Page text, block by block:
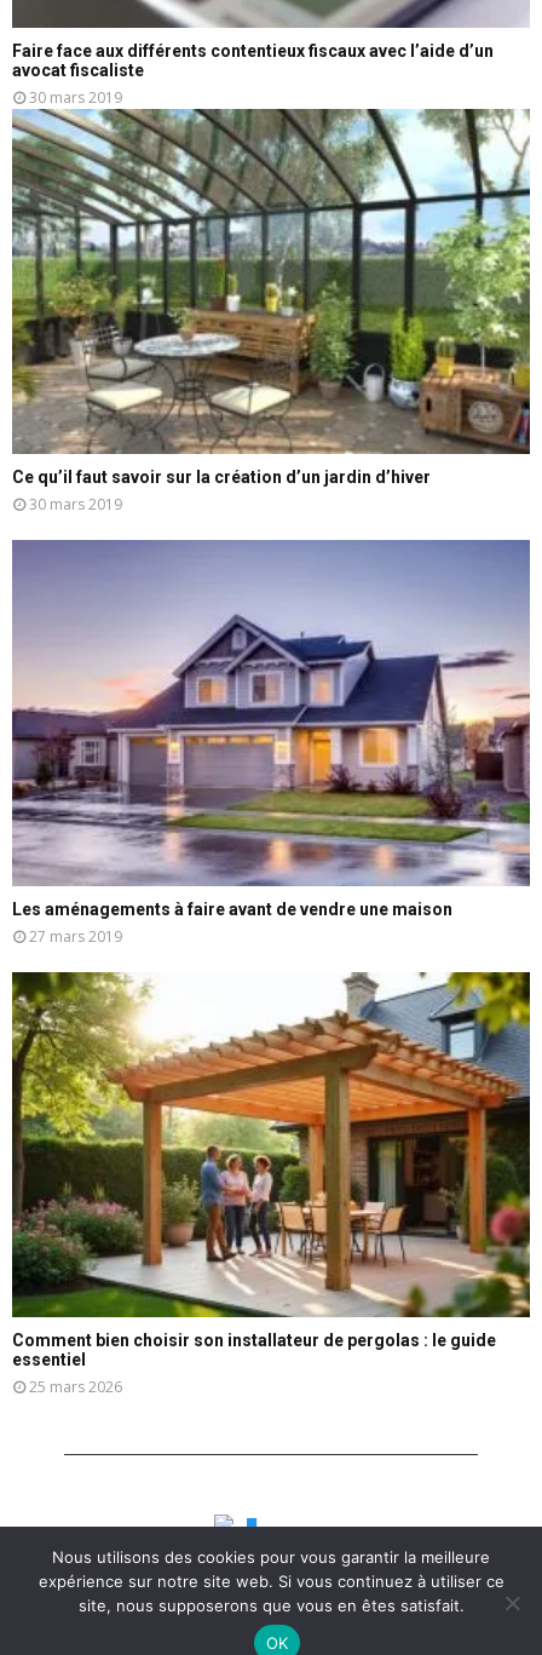
Faire face aux différents contentieux fiscaux avec l’aide d’un
avocat fiscaliste
30 mars 2019
Ce qu’il faut savoir sur la création d’un jardin d’hiver
30 mars 2019
Les aménagements à faire avant de vendre une maison
27 mars 2019
Comment bien choisir son installateur de pergolas : le guide
essentiel
25 mars 2026
Nous utilisons des cookies pour vous garantir la meilleure
expérience sur notre site web. Si vous continuez à utiliser ce
site, nous supposerons que vous en êtes satisfait.
OK